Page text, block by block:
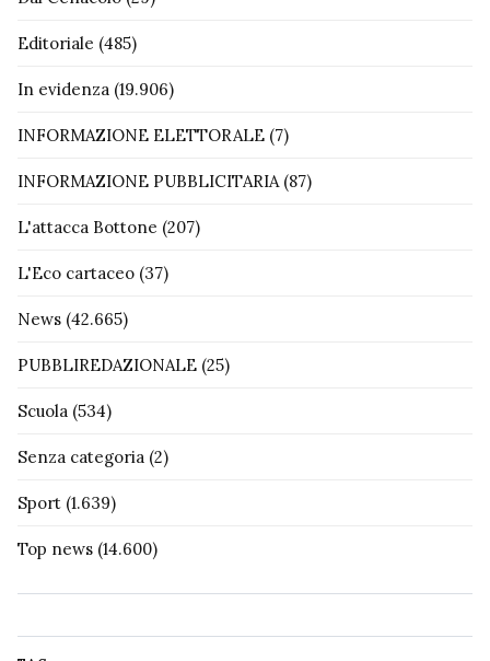
Editoriale (485)
In evidenza (19.906)
INFORMAZIONE ELETTORALE (7)
INFORMAZIONE PUBBLICITARIA(87)
L'attacca Bottone (207)
L'Eco cartaceo (37)
News (42.665)
PUBBLIREDAZIONALE (25)
Scuola (534)
Senza categoria (2)
Sport (1.639)
Top news (14.600)